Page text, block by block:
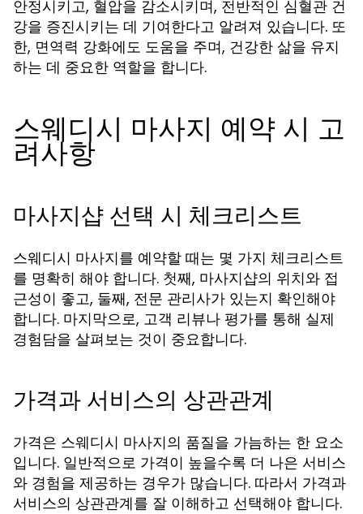
안정시키고, 혈압을 감소시키며, 전반적인 심혈관 건
강을 증진시키는 데 기여한다고 알려져 있습니다. 또
한, 면역력 강화에도 도움을 주며, 건강한 삶을 유지
하는 데 중요한 역할을 합니다.
스웨디시 마사지 예약 시 고
려사항
마사지샵 선택 시 체크리스트
스웨디시 마사지를 예약할 때는 몇 가지 체크리스트
를 명확히 해야 합니다. 첫째, 마사지샵의 위치와 접
근성이 좋고, 둘째, 전문 관리사가 있는지 확인해야
합니다. 마지막으로, 고객 리뷰나 평가를 통해 실제
경험담을 살펴보는 것이 중요합니다.
가격과 서비스의 상관관계
가격은 스웨디시 마사지의 품질을 가늠하는 한 요소
입니다. 일반적으로 가격이 높을수록 더 나은 서비스
와 경험을 제공하는 경우가 많습니다. 따라서 가격과
서비스의 상관관계를 잘 이해하고 선택해야 합니다.